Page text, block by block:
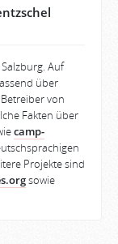
Auf
über
von
Fakten über
camp-
Projekte sind
sowie